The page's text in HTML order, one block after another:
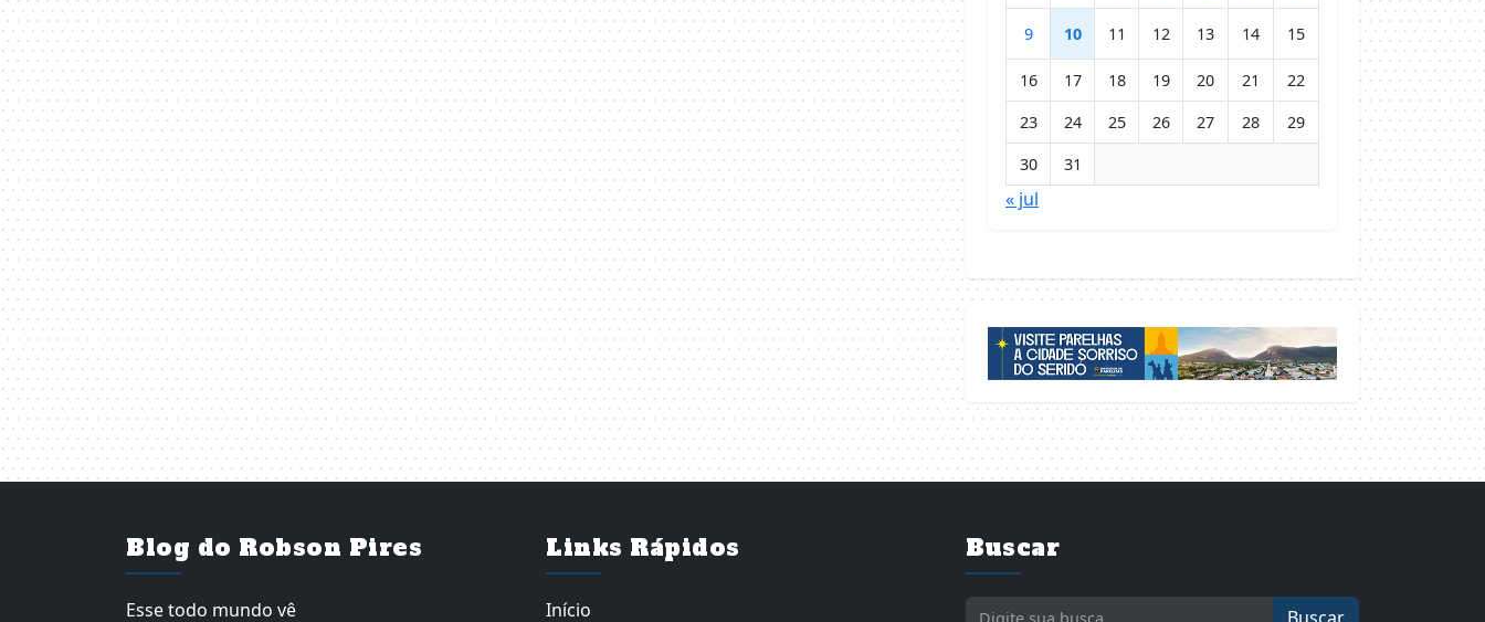
9 10 11 12 13 14 15
16 17 18 19 20 21
22
23
24 25 26 27 28
29
30
31
« jul
Blog do Robson Pires
Esse todo mundo vê
Links Rápidos
Início
Buscar